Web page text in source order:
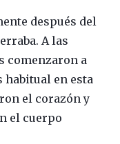
después del
A las
comenzaron a
habitual en esta
el corazón y
el cuerpo